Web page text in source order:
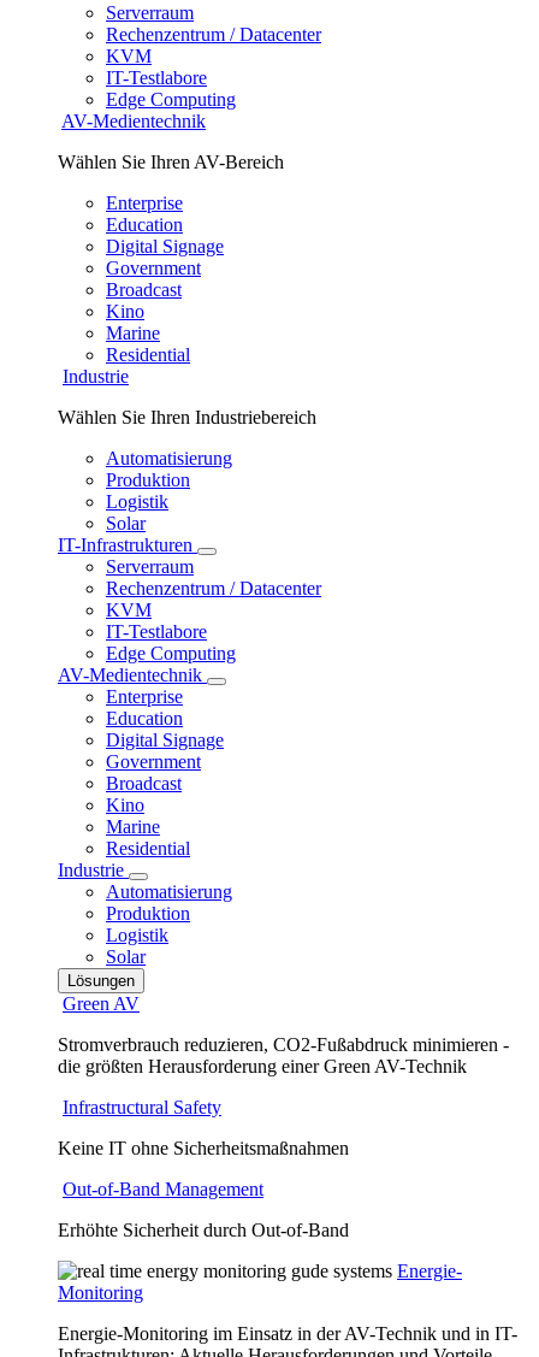
Serverraum
Rechenzentrum / Datacenter
KVM
IT-Testlabore
Edge Computing
AV-Medientechnik
Wählen Sie Ihren AV-Bereich
Enterprise
Education
Digital Signage
Government
Broadcast
Kino
Marine
Residential
Industrie
Wählen Sie Ihren Industriebereich
Automatisierung
Produktion
Logistik
Solar
IT-Infrastrukturen
Serverraum
Rechenzentrum / Datacenter
KVM
IT-Testlabore
Edge Computing
AV-Medientechnik
Enterprise
Education
Digital Signage
Government
Broadcast
Kino
Marine
Residential
Industrie
Automatisierung
Produktion
Logistik
Solar
Lösungen
Green AV
Stromverbrauch reduzieren, CO2-Fußabdruck minimieren -
die größten Herausforderung einer Green AV-Technik
Infrastructural Safety
Keine IT ohne Sicherheitsmaßnahmen
Out-of-Band Management
Erhöhte Sicherheit durch Out-of-Band
Energie-
Monitoring
Energie-Monitoring im Einsatz in der AV-Technik und in IT-